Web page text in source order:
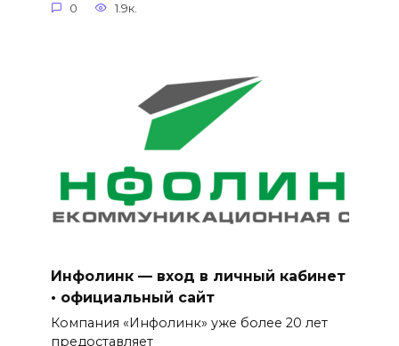
0 1.9к.
Инфолинк — вход в личный кабинет
• официальный сайт
Компания «Инфолинк» уже более 20 лет
предоставляет